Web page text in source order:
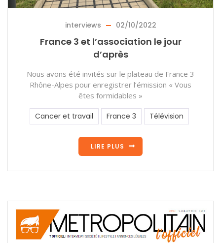
interviews 02/10/2022
France 3 et l’association le jour
d’après
Nous avons été invités sur le plateau de France 3
Rhône-Alpes pour enregistrer l’émission « Vous
êtes formidables »
Cancer et travail France 3 Télévision
LIRE PLUS